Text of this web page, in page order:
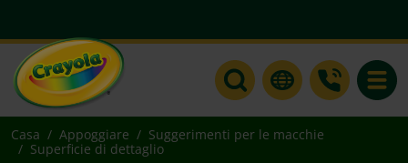
Casa Appoggiare
Suggerimenti per le macchie
Superficie di dettaglio